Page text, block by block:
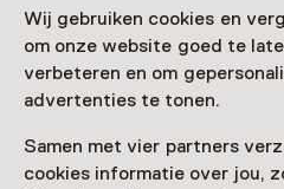
Wij gebruiken cookies en
om onze website goed te
verbeteren en om
advertenties te tonen.
Samen met vier partners
cookies informatie over jou,
Deze activiteit is
meer aan deelnemen.
Bekijk alle actuele
Datum
8 december 2025 t/m 4